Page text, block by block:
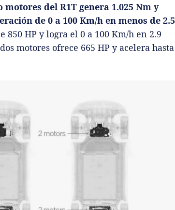
del R1T genera 1.025 Nm y
de 0 a 100 Km/h en menos de 2.5
850 HP y logra el 0 a 100 Km/h en 2.9
motores ofrece 665 HP y acelera hasta